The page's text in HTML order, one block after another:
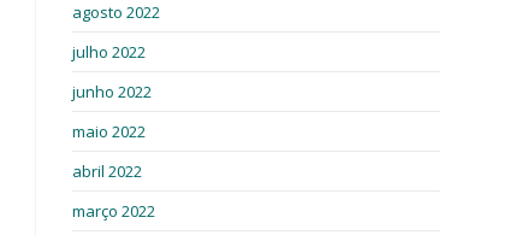
agosto 2022
julho 2022
junho 2022
maio 2022
abril 2022
março 2022